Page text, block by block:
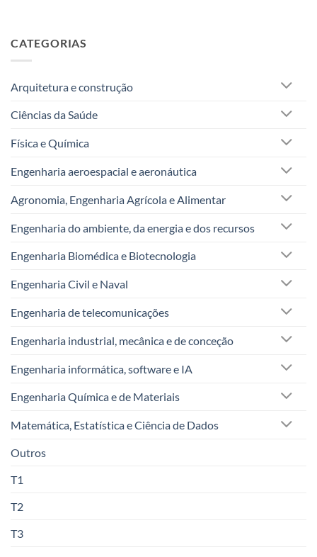
CATEGORIAS
Arquitetura e construção
Ciências da Saúde
Física e Química
Engenharia aeroespacial e aeronáutica
Agronomia, Engenharia Agrícola e Alimentar
Engenharia do ambiente, da energia e dos recursos
Engenharia Biomédica e Biotecnologia
Engenharia Civil e Naval
Engenharia de telecomunicações
Engenharia industrial, mecânica e de conceção
Engenharia informática, software e IA
Engenharia Química e de Materiais
Matemática, Estatística e Ciência de Dados
Outros
T1
T2
T3